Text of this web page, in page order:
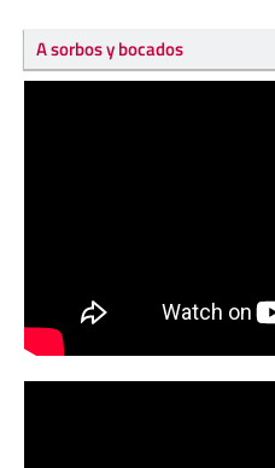
A sorbos y bocados